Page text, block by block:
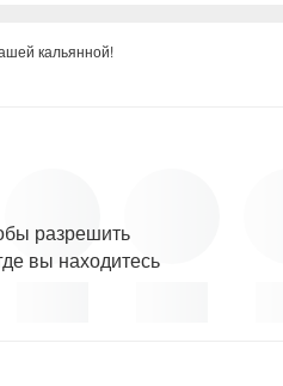
кальянной!
разрешить
вы находитесь